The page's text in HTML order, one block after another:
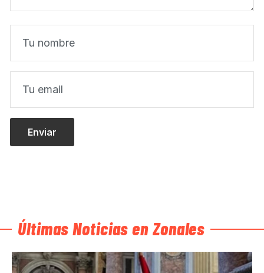
Últimas Noticias en Zonales